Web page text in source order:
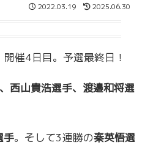
2022.03.19 2025.06.30
催4日目。予選最終日！
西山貴浩選手、渡邉和将選
手。そして3連勝の秦英悟選